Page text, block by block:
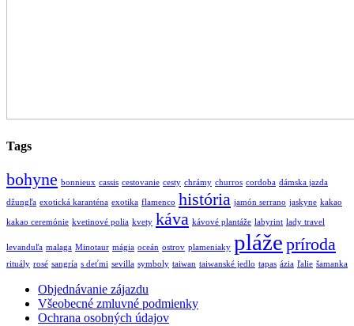
Tags
bohyne bonnieux cassis cestovanie cesty chrámy churros cordoba dámska jazda
džungľa exotická karanténa exotika flamenco história jamón serrano jaskyne kakao
kakao ceremónie kvetinové polia kvety káva kávové plantáže labyrint lady travel
levanduľa malaga Minotaur mágia oceán ostrov plameniaky pláže príroda
rituály rosé sangría s deťmi sevilla symboly taiwan taiwanské jedlo tapas ázia ľalie šamanka
Objednávanie zájazdu
Všeobecné zmluvné podmienky
Ochrana osobných údajov